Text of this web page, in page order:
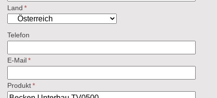
Land *
Telefon
E-Mail*
Produkt*